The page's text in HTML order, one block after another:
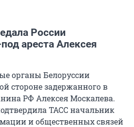
России
ареста Алексея
органы Белоруссии
стороне задержанного в
РФ Алексея Москалева.
ТАСС начальник
и общественных связей